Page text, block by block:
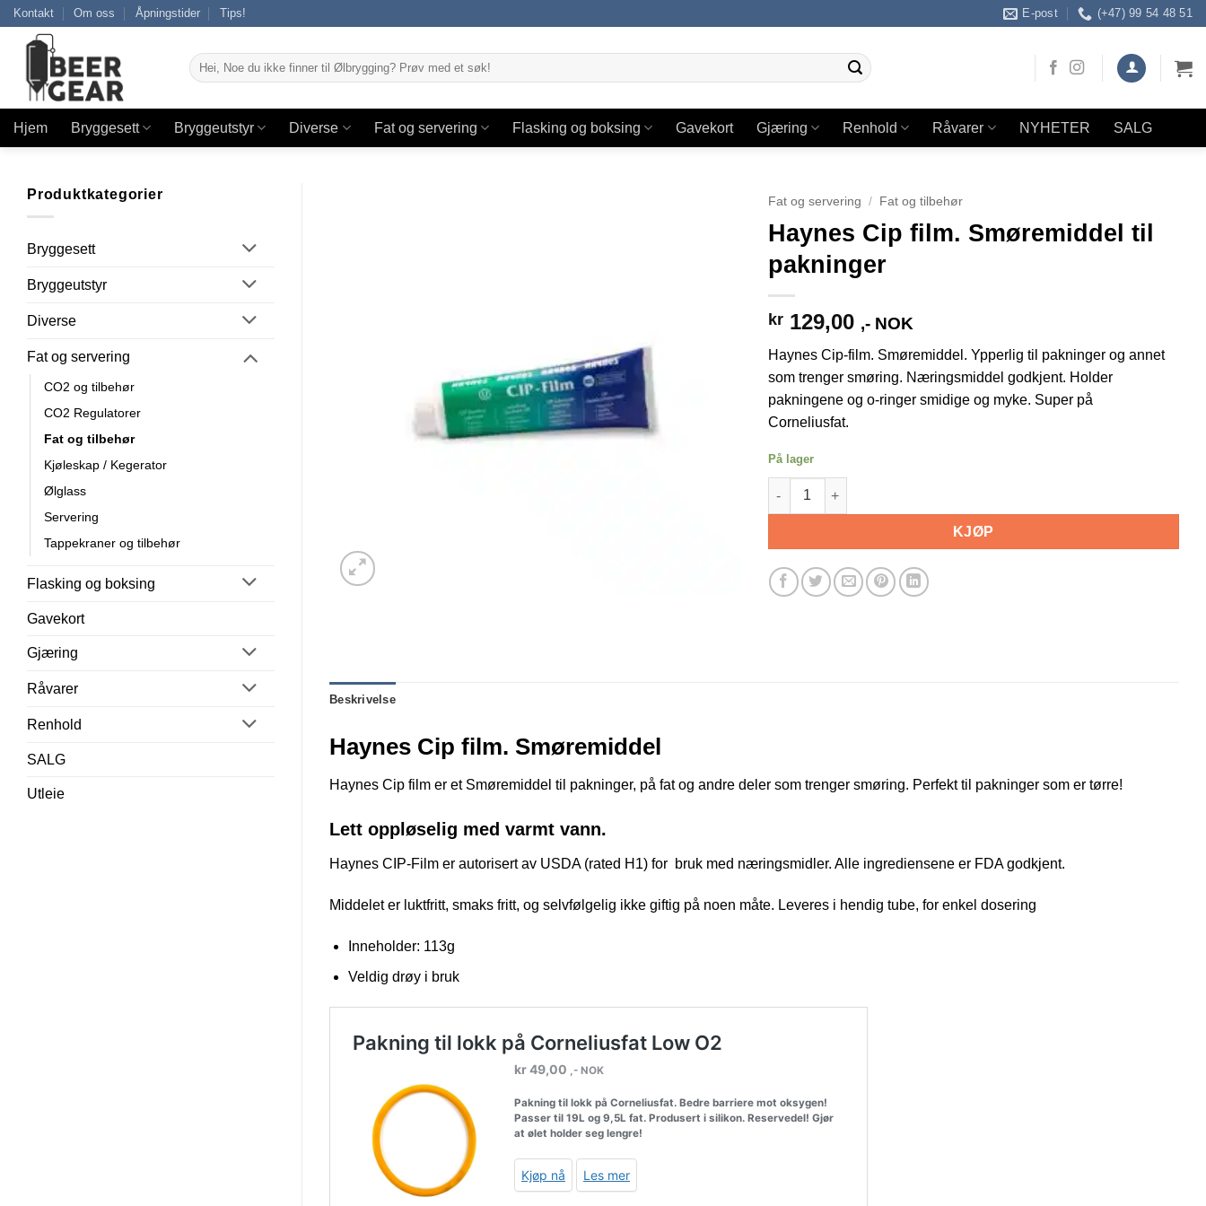
SkipKontakt Om oss Åpningstider Tips! E-post (+47) 99 54 48 51
Søk
etter:
Hjem Bryggesett Bryggeutstyr Diverse Fat og servering Flasking og boksing Gavekort Gjæring Renhold Råvarer NYHETER SALG
Produktkategorier
Bryggesett
Bryggeutstyr
Diverse
Fat og servering
CO2 og tilbehør
CO2 Regulatorer
Fat og tilbehør
Kjøleskap / Kegerator
Ølglass
Servering
Tappekraner og tilbehør
Flasking og boksing
Gavekort
Gjæring
Råvarer
Renhold
SALG
Utleie
Fat og servering / Fat og tilbehør
Haynes Cip film. Smøremiddel til
pakninger
kr129,00 ,- NOK
Haynes Cip-film. Smøremiddel. Ypperlig til pakninger og annet
som trenger smøring. Næringsmiddel godkjent. Holder
pakningene og o-ringer smidige og myke. Super på
Corneliusfat.
På lager
Haynes Cip film. Smøremiddel til pakninger antall
KJØP
Beskrivelse
Haynes Cip film. Smøremiddel
Haynes Cip film er et Smøremiddel til pakninger, på fat og andre deler som trenger smøring. Perfekt til pakninger som er tørre!
Lett oppløselig med varmt vann.
Haynes CIP-Film er autorisert av USDA (rated H1) for bruk med næringsmidler. Alle ingrediensene er FDA godkjent.
Middelet er luktfritt, smaks fritt, og selvfølgelig ikke giftig på noen måte. Leveres i hendig tube, for enkel dosering
Inneholder: 113g
Veldig drøy i bruk